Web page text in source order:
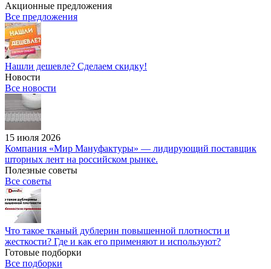
Акционные предложения
Все предложения
Нашли дешевле? Сделаем скидку!
Новости
Все новости
15 июля 2026
Компания «Мир Мануфактуры» — лидирующий поставщик
шторных лент на российском рынке.
Полезные советы
Все советы
Что такое тканый дублерин повышенной плотности и
жесткости? Где и как его применяют и используют?
Готовые подборки
Все подборки